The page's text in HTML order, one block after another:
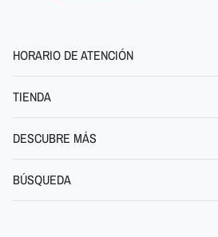
HORARIO DE ATENCIÓN
TIENDA
DESCUBRE MÁS
BÚSQUEDA